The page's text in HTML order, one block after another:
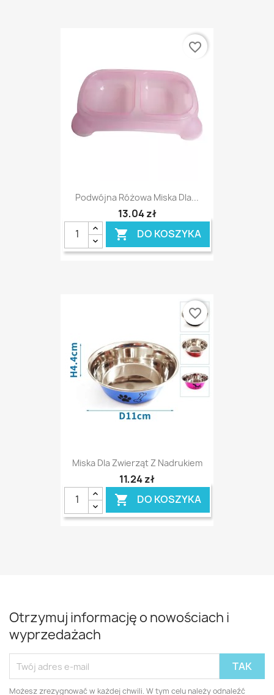
Podwójna Różowa Miska Dla...
13,04 zł
 DO KOSZYKA
favorite_border
Miska Dla Zwierząt Z Nadrukiem
11,24 zł
 DO KOSZYKA
favorite_border
Otrzymuj informację o nowościach i
wyprzedażach
Możesz zrezygnować w każdej chwili. W tym celu należy odnaleźć